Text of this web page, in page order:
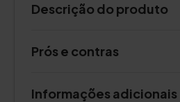
Descrição do produto
Prós e contras
Informações adicionais